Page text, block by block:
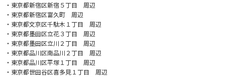
・東京都新宿区新宿５丁目 周辺
・東京都新宿区富久町 周辺
・東京都文京区千駄木１丁目 周辺
・東京都墨田区立花３丁目 周辺
・東京都墨田区立川２丁目 周辺
・東京都品川区南品川２丁目 周辺
・東京都品川区平塚１丁目 周辺
・東京都世田谷区喜多見１丁目 周辺